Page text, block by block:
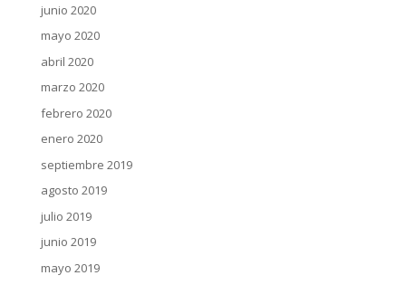
junio 2020
mayo 2020
abril 2020
marzo 2020
febrero 2020
enero 2020
septiembre 2019
agosto 2019
julio 2019
junio 2019
mayo 2019